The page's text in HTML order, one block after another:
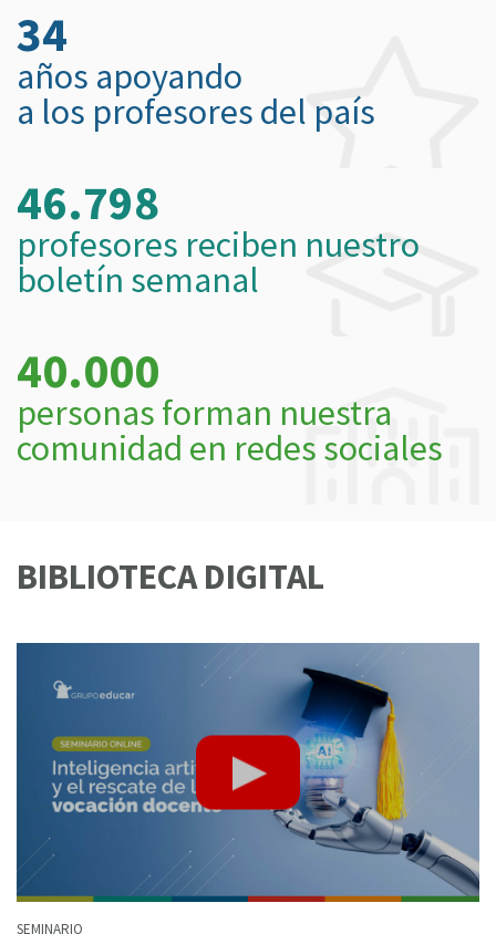
34
años apoyando
a los profesores del país
46.798
profesores reciben nuestro
boletín semanal
40.000
personas forman nuestra
comunidad en redes sociales
BIBLIOTECA DIGITAL
SEMINARIO